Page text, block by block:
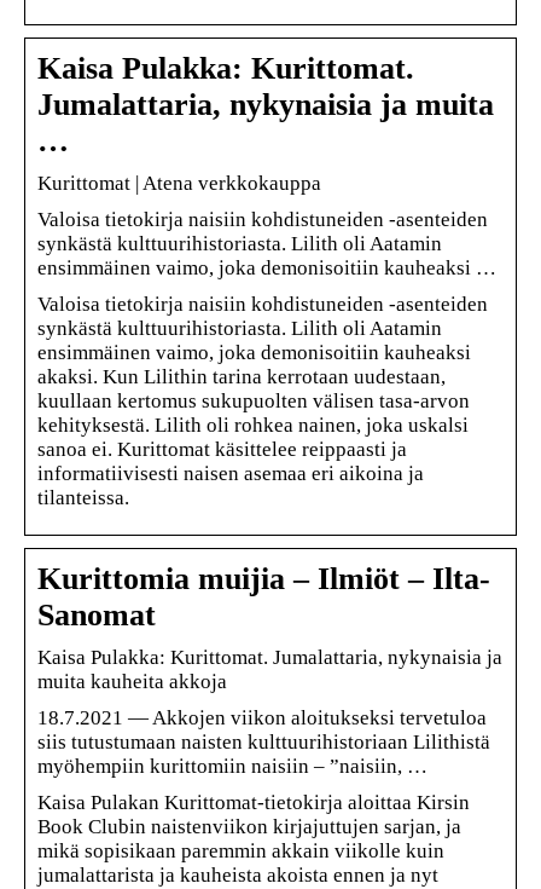
Kaisa Pulakka: Kurittomat.
Jumalattaria, nykynaisia ja muita
…
Kurittomat | Atena verkkokauppa
Valoisa tietokirja naisiin kohdistuneiden -asenteiden
synkästä kulttuurihistoriasta. Lilith oli Aatamin
ensimmäinen vaimo, joka demonisoitiin kauheaksi …
Valoisa tietokirja naisiin kohdistuneiden -asenteiden
synkästä kulttuurihistoriasta. Lilith oli Aatamin
ensimmäinen vaimo, joka demonisoitiin kauheaksi
akaksi. Kun Lilithin tarina kerrotaan uudestaan,
kuullaan kertomus sukupuolten välisen tasa-arvon
kehityksestä. Lilith oli rohkea nainen, joka uskalsi
sanoa ei. Kurittomat käsittelee reippaasti ja
informatiivisesti naisen asemaa eri aikoina ja
tilanteissa.
Kurittomia muijia – Ilmiöt – Ilta-
Sanomat
Kaisa Pulakka: Kurittomat. Jumalattaria, nykynaisia ja
muita kauheita akkoja
18.7.2021 — Akkojen viikon aloitukseksi tervetuloa
siis tutustumaan naisten kulttuurihistoriaan Lilithistä
myöhempiin kurittomiin naisiin – ”naisiin, …
Kaisa Pulakan Kurittomat-tietokirja aloittaa Kirsin
Book Clubin naistenviikon kirjajuttujen sarjan, ja
mikä sopisikaan paremmin akkain viikolle kuin
jumalattarista ja kauheista akoista ennen ja nyt